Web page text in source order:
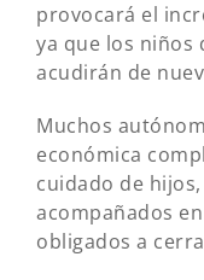
provocará el
ya que los niños
acudirán de
Muchos
económica
cuidado de
acompañados
obligados a